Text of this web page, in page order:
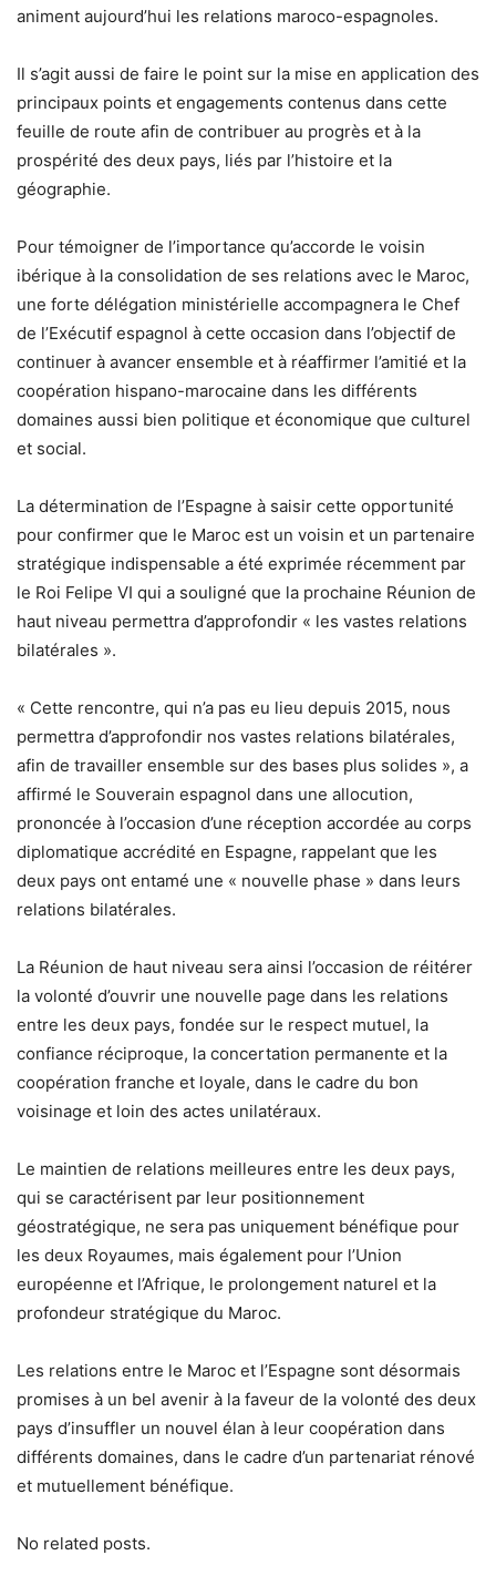
animent aujourd’hui les relations maroco-espagnoles.
Il s’agit aussi de faire le point sur la mise en application des
principaux points et engagements contenus dans cette
feuille de route afin de contribuer au progrès et à la
prospérité des deux pays, liés par l’histoire et la
géographie.
Pour témoigner de l’importance qu’accorde le voisin
ibérique à la consolidation de ses relations avec le Maroc,
une forte délégation ministérielle accompagnera le Chef
de l’Exécutif espagnol à cette occasion dans l’objectif de
continuer à avancer ensemble et à réaffirmer l’amitié et la
coopération hispano-marocaine dans les différents
domaines aussi bien politique et économique que culturel
et social.
La détermination de l’Espagne à saisir cette opportunité
pour confirmer que le Maroc est un voisin et un partenaire
stratégique indispensable a été exprimée récemment par
le Roi Felipe VI qui a souligné que la prochaine Réunion de
haut niveau permettra d’approfondir « les vastes relations
bilatérales ».
« Cette rencontre, qui n’a pas eu lieu depuis 2015, nous
permettra d’approfondir nos vastes relations bilatérales,
afin de travailler ensemble sur des bases plus solides », a
affirmé le Souverain espagnol dans une allocution,
prononcée à l’occasion d’une réception accordée au corps
diplomatique accrédité en Espagne, rappelant que les
deux pays ont entamé une « nouvelle phase » dans leurs
relations bilatérales.
La Réunion de haut niveau sera ainsi l’occasion de réitérer
la volonté d’ouvrir une nouvelle page dans les relations
entre les deux pays, fondée sur le respect mutuel, la
confiance réciproque, la concertation permanente et la
coopération franche et loyale, dans le cadre du bon
voisinage et loin des actes unilatéraux.
Le maintien de relations meilleures entre les deux pays,
qui se caractérisent par leur positionnement
géostratégique, ne sera pas uniquement bénéfique pour
les deux Royaumes, mais également pour l’Union
européenne et l’Afrique, le prolongement naturel et la
profondeur stratégique du Maroc.
Les relations entre le Maroc et l’Espagne sont désormais
promises à un bel avenir à la faveur de la volonté des deux
pays d’insuffler un nouvel élan à leur coopération dans
différents domaines, dans le cadre d’un partenariat rénové
et mutuellement bénéfique.
No related posts.